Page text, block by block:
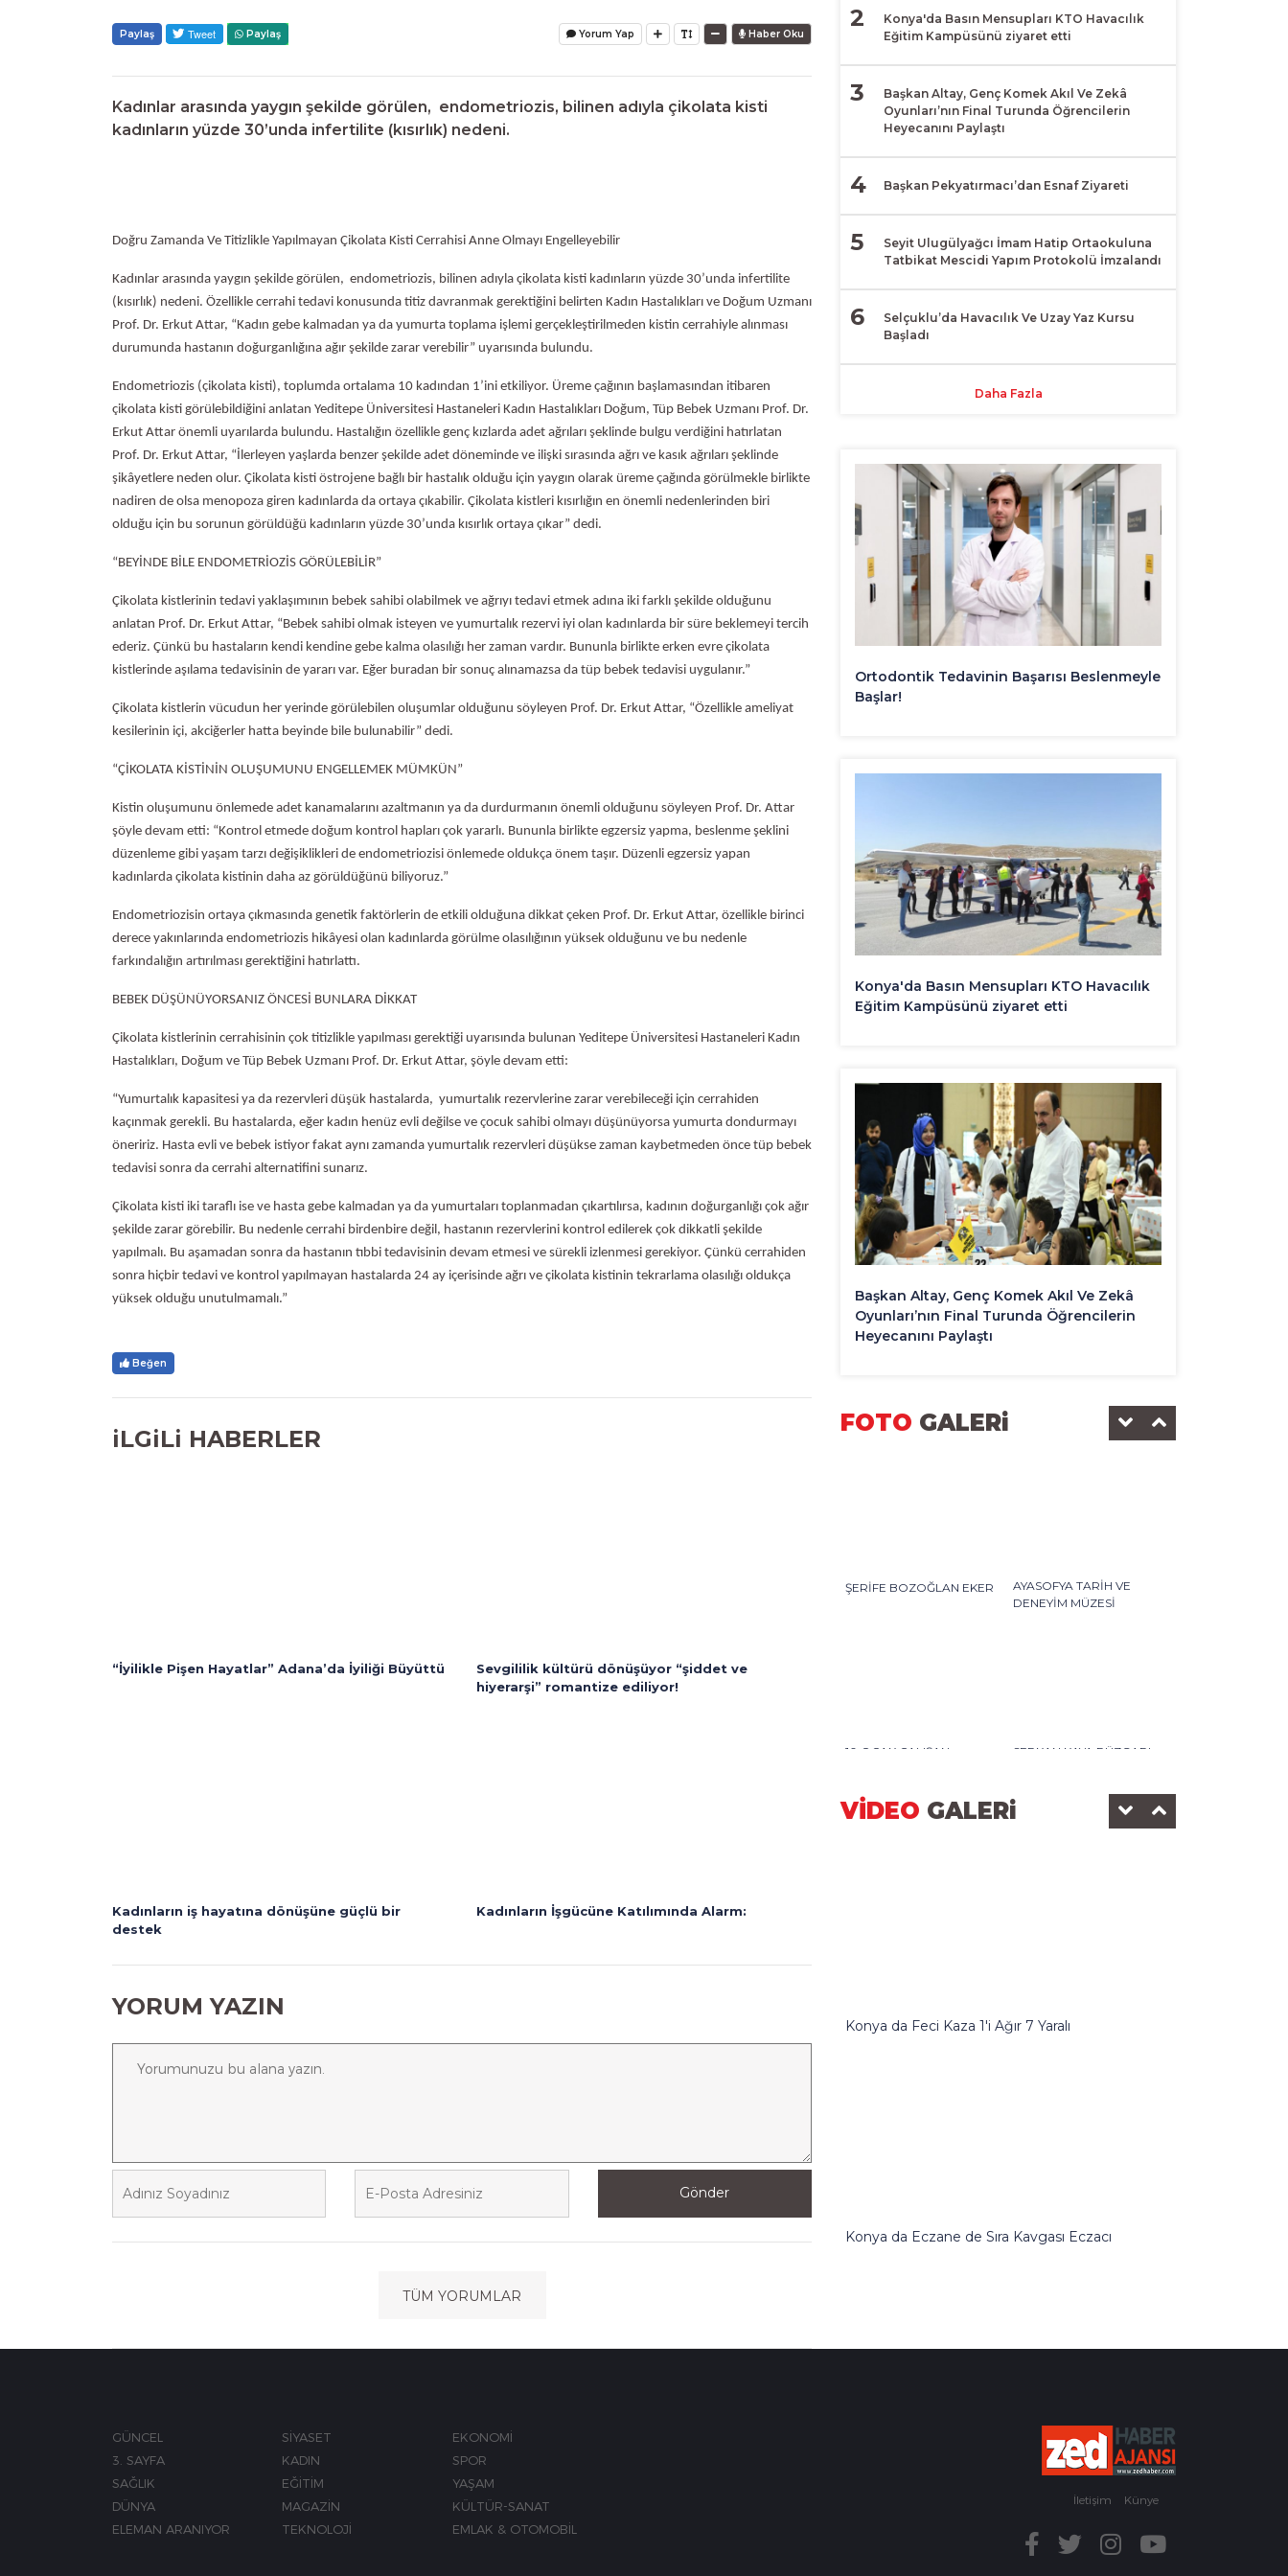
Paylaş Paylaş Yorum Yap Haber Oku
Kadınlar arasında yaygın şekilde görülen, endometriozis, bilinen adıyla çikolata kisti
kadınların yüzde 30’unda infertilite (kısırlık) nedeni.
Doğru Zamanda Ve Titizlikle Yapılmayan Çikolata Kisti Cerrahisi Anne Olmayı Engelleyebilir
Kadınlar arasında yaygın şekilde görülen, endometriozis, bilinen adıyla çikolata kisti kadınların yüzde 30’unda infertilite
(kısırlık) nedeni. Özellikle cerrahi tedavi konusunda titiz davranmak gerektiğini belirten Kadın Hastalıkları ve Doğum Uzmanı
Prof. Dr. Erkut Attar, “Kadın gebe kalmadan ya da yumurta toplama işlemi gerçekleştirilmeden kistin cerrahiyle alınması
durumunda hastanın doğurganlığına ağır şekilde zarar verebilir” uyarısında bulundu.
Endometriozis (çikolata kisti), toplumda ortalama 10 kadından 1’ini etkiliyor. Üreme çağının başlamasından itibaren
çikolata kisti görülebildiğini anlatan Yeditepe Üniversitesi Hastaneleri Kadın Hastalıkları Doğum, Tüp Bebek Uzmanı Prof. Dr.
Erkut Attar önemli uyarılarda bulundu. Hastalığın özellikle genç kızlarda adet ağrıları şeklinde bulgu verdiğini hatırlatan
Prof. Dr. Erkut Attar, “İlerleyen yaşlarda benzer şekilde adet döneminde ve ilişki sırasında ağrı ve kasık ağrıları şeklinde
şikâyetlere neden olur. Çikolata kisti östrojene bağlı bir hastalık olduğu için yaygın olarak üreme çağında görülmekle birlikte
nadiren de olsa menopoza giren kadınlarda da ortaya çıkabilir. Çikolata kistleri kısırlığın en önemli nedenlerinden biri
olduğu için bu sorunun görüldüğü kadınların yüzde 30’unda kısırlık ortaya çıkar” dedi.
“BEYİNDE BİLE ENDOMETRİOZİS GÖRÜLEBİLİR”
Çikolata kistlerinin tedavi yaklaşımının bebek sahibi olabilmek ve ağrıyı tedavi etmek adına iki farklı şekilde olduğunu
anlatan Prof. Dr. Erkut Attar, “Bebek sahibi olmak isteyen ve yumurtalık rezervi iyi olan kadınlarda bir süre beklemeyi tercih
ederiz. Çünkü bu hastaların kendi kendine gebe kalma olasılığı her zaman vardır. Bununla birlikte erken evre çikolata
kistlerinde aşılama tedavisinin de yararı var. Eğer buradan bir sonuç alınamazsa da tüp bebek tedavisi uygulanır.”
Çikolata kistlerin vücudun her yerinde görülebilen oluşumlar olduğunu söyleyen Prof. Dr. Erkut Attar, “Özellikle ameliyat
kesilerinin içi, akciğerler hatta beyinde bile bulunabilir” dedi.
“ÇİKOLATA KİSTİNİN OLUŞUMUNU ENGELLEMEK MÜMKÜN”
Kistin oluşumunu önlemede adet kanamalarını azaltmanın ya da durdurmanın önemli olduğunu söyleyen Prof. Dr. Attar
şöyle devam etti: “Kontrol etmede doğum kontrol hapları çok yararlı. Bununla birlikte egzersiz yapma, beslenme şeklini
düzenleme gibi yaşam tarzı değişiklikleri de endometriozisi önlemede oldukça önem taşır. Düzenli egzersiz yapan
kadınlarda çikolata kistinin daha az görüldüğünü biliyoruz.”
Endometriozisin ortaya çıkmasında genetik faktörlerin de etkili olduğuna dikkat çeken Prof. Dr. Erkut Attar, özellikle birinci
derece yakınlarında endometriozis hikâyesi olan kadınlarda görülme olasılığının yüksek olduğunu ve bu nedenle
farkındalığın artırılması gerektiğini hatırlattı.
BEBEK DÜŞÜNÜYORSANIZ ÖNCESİ BUNLARA DİKKAT
Çikolata kistlerinin cerrahisinin çok titizlikle yapılması gerektiği uyarısında bulunan Yeditepe Üniversitesi Hastaneleri Kadın
Hastalıkları, Doğum ve Tüp Bebek Uzmanı Prof. Dr. Erkut Attar, şöyle devam etti:
“Yumurtalık kapasitesi ya da rezervleri düşük hastalarda, yumurtalık rezervlerine zarar verebileceği için cerrahiden
kaçınmak gerekli. Bu hastalarda, eğer kadın henüz evli değilse ve çocuk sahibi olmayı düşünüyorsa yumurta dondurmayı
öneririz. Hasta evli ve bebek istiyor fakat aynı zamanda yumurtalık rezervleri düşükse zaman kaybetmeden önce tüp bebek
tedavisi sonra da cerrahi alternatifini sunarız.
Çikolata kisti iki taraflı ise ve hasta gebe kalmadan ya da yumurtaları toplanmadan çıkartılırsa, kadının doğurganlığı çok ağır
şekilde zarar görebilir. Bu nedenle cerrahi birdenbire değil, hastanın rezervlerini kontrol edilerek çok dikkatli şekilde
yapılmalı. Bu aşamadan sonra da hastanın tıbbi tedavisinin devam etmesi ve sürekli izlenmesi gerekiyor. Çünkü cerrahiden
sonra hiçbir tedavi ve kontrol yapılmayan hastalarda 24 ay içerisinde ağrı ve çikolata kistinin tekrarlama olasılığı oldukça
yüksek olduğu unutulmamalı.”
Beğen
iLGiLi HABERLER
“İyilikle Pişen Hayatlar” Adana’da İyiliği Büyüttü
Sevgililik kültürü dönüşüyor “şiddet ve
hiyerarşi” romantize ediliyor!
Kadınların iş hayatına dönüşüne güçlü bir
destek
Kadınların İşgücüne Katılımında Alarm:
YORUM YAZIN
Gönder
TÜM YORUMLAR
2
Konya'da Basın Mensupları KTO Havacılık
Eğitim Kampüsünü ziyaret etti
3
Başkan Altay, Genç Komek Akıl Ve Zekâ
Oyunları’nın Final Turunda Öğrencilerin
Heyecanını Paylaştı
4 Başkan Pekyatırmacı’dan Esnaf Ziyareti
5
Seyit Ulugülyağcı İmam Hatip Ortaokuluna
Tatbikat Mescidi Yapım Protokolü İmzalandı
6
Selçuklu’da Havacılık Ve Uzay Yaz Kursu
Başladı
Daha Fazla
Ortodontik Tedavinin Başarısı Beslenmeyle
Başlar!
Konya'da Basın Mensupları KTO Havacılık
Eğitim Kampüsünü ziyaret etti
Başkan Altay, Genç Komek Akıl Ve Zekâ
Oyunları’nın Final Turunda Öğrencilerin
Heyecanını Paylaştı
FOTO GALERi
ŞERİFE BOZOĞLAN EKER
AYASOFYA TARİH VE
DENEYİM MÜZESİ
10 OCAK ÇALIŞAN
SERKAN KAYA RÜZGARI
VİDEO GALERi
Konya da Feci Kaza 1'i Ağır 7 Yaralı
Konya da Eczane de Sıra Kavgası Eczacı
GÜNCEL SİYASET
EKONOMİ
3. SAYFA
KADIN
SPOR
SAĞLIK
EĞİTİM
YAŞAM
DÜNYA
MAGAZİN
KÜLTÜR-SANAT
ELEMAN ARANIYOR
TEKNOLOJİ EMLAK & OTOMOBİL
İletişim Künye